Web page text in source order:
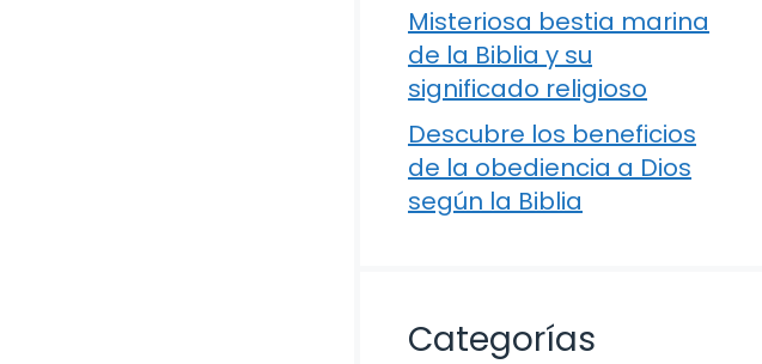
Misteriosa bestia marina
de la Biblia y su
significado religioso
Descubre los beneficios
de la obediencia a Dios
según la Biblia
Categorías